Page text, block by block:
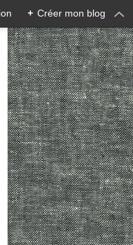
+ Créer mon blog